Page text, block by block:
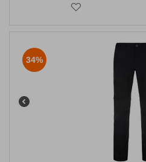
34%